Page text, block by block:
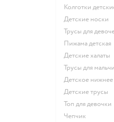
Колготки
Детские носки
Трусы для
Пижама детская
Детские халаты
Трусы для
Детское
Детские трусы
Топ для девочки
Чепчик